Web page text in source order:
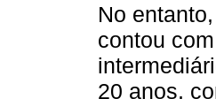
No
contou
20 anos,